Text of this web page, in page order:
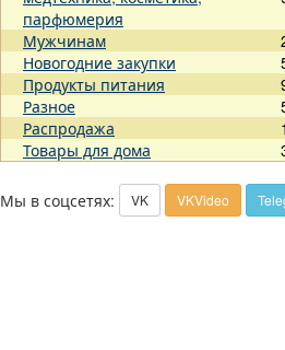
парфюмерия
Мужчинам
Новогодние закупки
Продукты питания
Разное
Распродажа
Товары для дома
Мы в соцсетях: VK VKVideo